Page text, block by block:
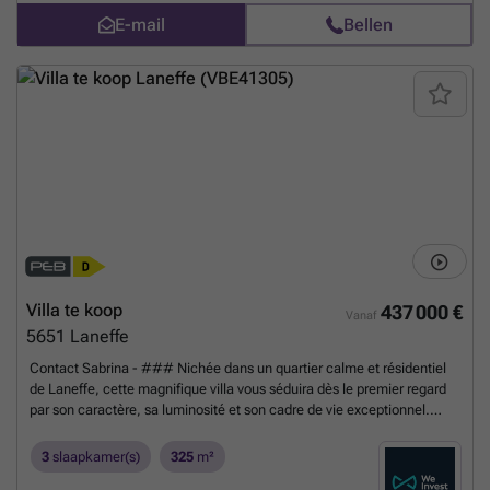
E-mail Bellen
Vanaf 437 000 €
Villa te koop
5651 Laneffe
Contact Sabrina - ### Nichée dans un quartier calme et résidentiel
de Laneffe, cette magnifique villa vous séduira dès le premier regard
par son caractère, sa luminosité et son cadre de vie exceptionnel.
de plain-pied qu'une utilisation en duplex, s'adaptant ainsi à toutes les
configurations familiales. Au rez-de-chaussée, un beau hall d'entrée
3 slaapkamer(s) 325 m²